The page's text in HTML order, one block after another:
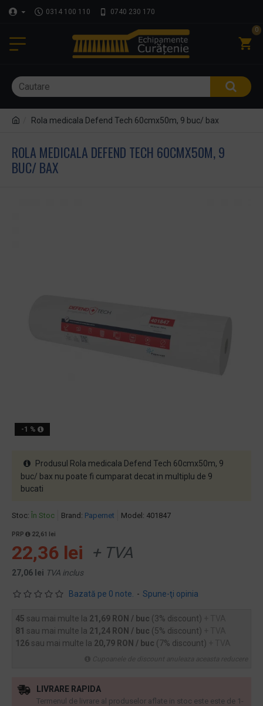
0314 100 110 0740 230 170
0
Rola medicala Defend Tech 60cmx50m, 9 buc/ bax
ROLA MEDICALA DEFEND TECH 60CMX50M, 9
BUC/ BAX
-1 %
Stoc: În Stoc Brand: Papernet Model: 401847
Bazată pe 0 note. - Spune-ţi opinia
PRP 22,61 lei
22,36 lei + TVA
27,06 lei TVA inclus
Produsul Rola medicala Defend Tech 60cmx50m, 9
buc/ bax nu poate fi cumparat decat in multiplu de 9
bucati
45 sau mai multe la 21,69 RON / buc (3% discount)
81 sau mai multe la 21,24 RON / buc (5% discount)
126 sau mai multe la 20,79 RON / buc (7% discount)
LIVRARE RAPIDA
Termenul de livrare al produselor aflate in stoc este este de 1-